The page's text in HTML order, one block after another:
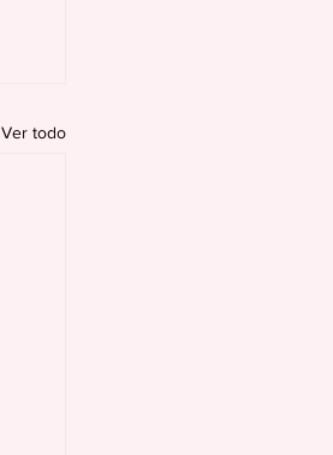
Ver todo